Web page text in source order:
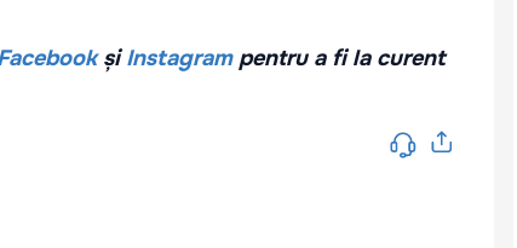
șiInstagrampentru a fi la curent